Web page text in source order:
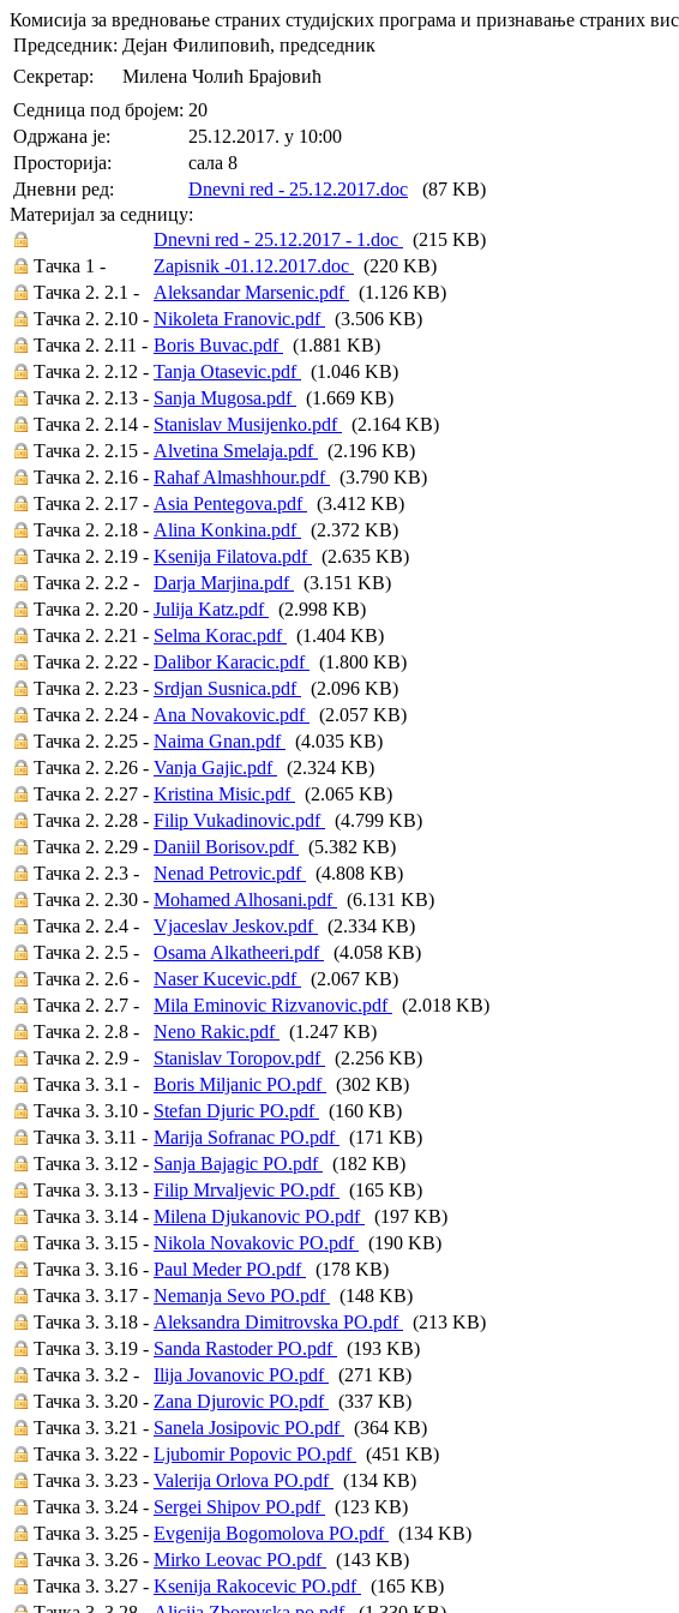
Комисија за вредновање страних студијских програма и признавање страних
Председник: Дејан Филиповић, председник
Секретар:
Милена Чолић Брајовић
Седница под бројем: 20
Oдржана je:
25.12.2017. у 10:00
Просторија:
сала 8
Дневни ред:
Dnevni red - 25.12.2017.doc (87 KB)
Материјал за седницу:
Dnevni red - 25.12.2017 - 1.doc
(215 KB)
Тачка 1 -
Zapisnik -01.12.2017.doc
(220 KB)
Тачка 2. 2.1 -
Aleksandar Marsenic.pdf
(1.126 KB)
Тачка 2. 2.10 - Nikoleta Franovic.pdf
(3.506 KB)
Тачка 2. 2.11 - Boris Buvac.pdf
(1.881 KB)
Тачка 2. 2.12 - Tanja Otasevic.pdf
(1.046 KB)
Тачка 2. 2.13 - Sanja Mugosa.pdf
(1.669 KB)
Тачка 2. 2.14 - Stanislav Musijenko.pdf
(2.164 KB)
Тачка 2. 2.15 - Alvetina Smelaja.pdf
(2.196 KB)
Тачка 2. 2.16 - Rahaf Almashhour.pdf
(3.790 KB)
Тачка 2. 2.17 - Asia Pentegova.pdf
(3.412 KB)
Тачка 2. 2.18 - Alina Konkina.pdf
(2.372 KB)
Тачка 2. 2.19 - Ksenija Filatova.pdf
(2.635 KB)
Тачка 2. 2.2 -
Darja Marjina.pdf
(3.151 KB)
Тачка 2. 2.20 - Julija Katz.pdf
(2.998 KB)
Тачка 2. 2.21 - Selma Korac.pdf
(1.404 KB)
Тачка 2. 2.22 - Dalibor Karacic.pdf
(1.800 KB)
Тачка 2. 2.23 - Srdjan Susnica.pdf
(2.096 KB)
Тачка 2. 2.24 - Ana Novakovic.pdf
(2.057 KB)
Тачка 2. 2.25 - Naima Gnan.pdf
(4.035 KB)
Тачка 2. 2.26 - Vanja Gajic.pdf
(2.324 KB)
Тачка 2. 2.27 - Kristina Misic.pdf
(2.065 KB)
Тачка 2. 2.28 - Filip Vukadinovic.pdf
(4.799 KB)
Тачка 2. 2.29 - Daniil Borisov.pdf
(5.382 KB)
Тачка 2. 2.3 -
Nenad Petrovic.pdf
(4.808 KB)
Тачка 2. 2.30 - Mohamed Alhosani.pdf
(6.131 KB)
Тачка 2. 2.4 -
Vjaceslav Jeskov.pdf
(2.334 KB)
Тачка 2. 2.5 -
Osama Alkatheeri.pdf
(4.058 KB)
Тачка 2. 2.6 -
Naser Kucevic.pdf
(2.067 KB)
Тачка 2. 2.7 -
Mila Eminovic Rizvanovic.pdf
(2.018 KB)
Тачка 2. 2.8 -
Neno Rakic.pdf
(1.247 KB)
Тачка 2. 2.9 -
Stanislav Toropov.pdf
(2.256 KB)
Тачка 3. 3.1 -
Boris Miljanic PO.pdf
(302 KB)
Тачка 3. 3.10 - Stefan Djuric PO.pdf
(160 KB)
Тачка 3. 3.11 - Marija Sofranac PO.pdf
(171 KB)
Тачка 3. 3.12 - Sanja Bajagic PO.pdf
(182 KB)
Тачка 3. 3.13 - Filip Mrvaljevic PO.pdf
(165 KB)
Тачка 3. 3.14 - Milena Djukanovic PO.pdf
(197 KB)
Тачка 3. 3.15 - Nikola Novakovic PO.pdf
(190 KB)
Тачка 3. 3.16 - Paul Meder PO.pdf
(178 KB)
Тачка 3. 3.17 - Nemanja Sevo PO.pdf
(148 KB)
Тачка 3. 3.18 - Aleksandra Dimitrovska PO.pdf
(213 KB)
Тачка 3. 3.19 - Sanda Rastoder PO.pdf
(193 KB)
Тачка 3. 3.2 -
Ilija Jovanovic PO.pdf
(271 KB)
Тачка 3. 3.20 - Zana Djurovic PO.pdf
(337 KB)
Тачка 3. 3.21 - Sanela Josipovic PO.pdf
(364 KB)
Тачка 3. 3.22 - Ljubomir Popovic PO.pdf
(451 KB)
Тачка 3. 3.23 - Valerija Orlova PO.pdf
(134 KB)
Тачка 3. 3.24 - Sergei Shipov PO.pdf
(123 KB)
Тачка 3. 3.25 - Evgenija Bogomolova PO.pdf
(134 KB)
Тачка 3. 3.26 - Mirko Leovac PO.pdf
(143 KB)
Тачка 3. 3.27 - Ksenija Rakocevic PO.pdf
(165 KB)